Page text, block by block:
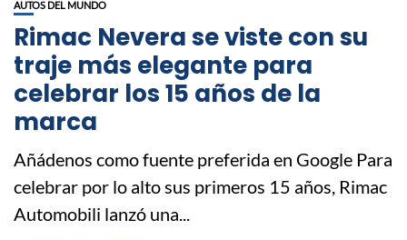
AUTOS DEL MUNDO
Rimac Nevera se viste con su
traje más elegante para
celebrar los 15 años de la
marca
Añádenos como fuente preferida en Google Para
celebrar por lo alto sus primeros 15 años, Rimac
Automobili lanzó una...